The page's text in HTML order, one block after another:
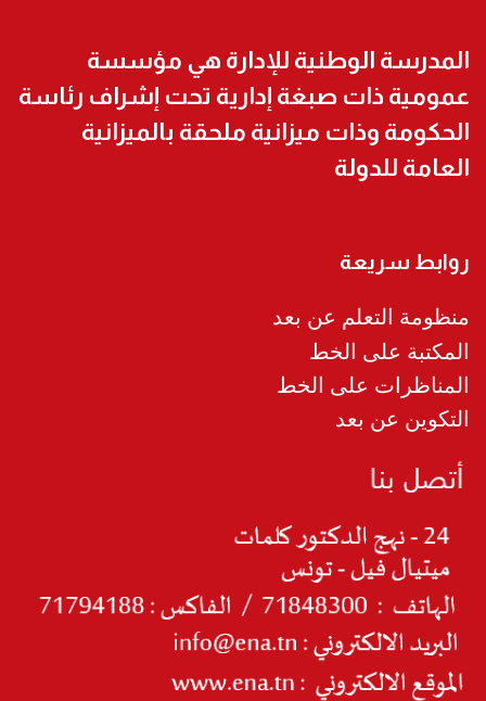
المدرسة الوطنية للإدارة هي مؤسسة
عمومية ذات صبغة إدارية تحت إشراف رئاسة
الحكومة وذات ميزانية ملحقة بالميزانية
العامة للدولة
روابط سريعة
منظومة التعلم عن بعد
المكتبة على الخط
المناظرات على الخط
التكوين عن بعد